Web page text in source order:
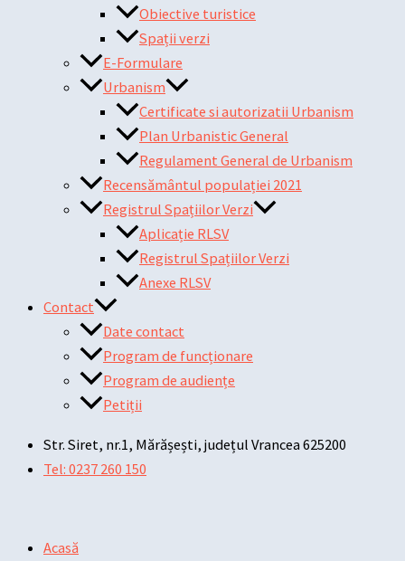
Obiective turistice
Spații verzi
E-Formulare
Urbanism
Certificate si autorizatii Urbanism
Plan Urbanistic General
Regulament General de Urbanism
Recensământul populației 2021
Registrul Spațiilor Verzi
Aplicație RLSV
Registrul Spațiilor Verzi
Anexe RLSV
Contact
Date contact
Program de funcționare
Program de audiențe
Petiții
Str. Siret, nr.1, Mărășești, județul Vrancea 625200
Tel: 0237 260 150
Acasă